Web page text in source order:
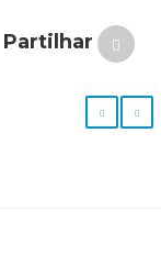
Partilhar